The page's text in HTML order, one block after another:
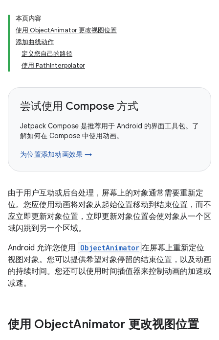
本页内容
使用 ObjectAnimator 更改视图位置
添加曲线动作
定义您自己的路径
使用 PathInterpolator
尝试使用 Compose 方式
Jetpack Compose 是推荐用于 Android 的界面工具包。了
解如何在 Compose 中使用动画。
为位置添加动画效果 →
由于用户互动或后台处理，屏幕上的对象通常需要重新定
位。您应使用动画将对象从起始位置移动到结束位置，而不
应立即更新对象位置，立即更新对象位置会使对象从一个区
域闪跳到另一个区域。
Android 允许您使用 ObjectAnimator 在屏幕上重新定位
视图对象。您可以提供希望对象停留的结束位置，以及动画
的持续时间。您还可以使用时间插值器来控制动画的加速或
减速。
使用 ObjectAnimator 更改视图位置